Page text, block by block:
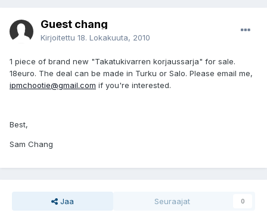
Guest chang
Kirjoitettu 18. Lokakuuta, 2010
1 piece of brand new "Takatukivarren korjaussarja" for sale.
18euro. The deal can be made in Turku or Salo. Please email me,
ipmchootie@gmail.com if you're interested.
Best,
Sam Chang
Jaa Seuraajat 0